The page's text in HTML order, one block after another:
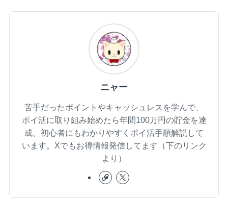
ニャー
苦手だったポイントやキャッシュレスを学んで、
ポイ活に取り組み始めたら年間100万円の貯金を達
成。初心者にもわかりやすくポイ活手順解説して
います。Xでもお得情報発信してます（下のリンク
より）